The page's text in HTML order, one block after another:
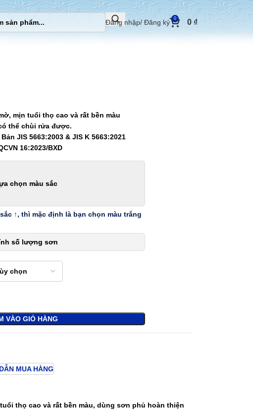
Đăng nhập/ Đăng ký 0 0 ₫
mịn tuổi thọ cao và rất bền màu
thể chùi rửa được.
JIS 5663:2003 & JIS K 5663:2021
16:2023/BXD
chọn màu sắc
↑, thì mặc định là bạn chọn màu trắng
số lượng sơn
VÀO GIỎ HÀNG
MUA HÀNG
thọ cao và rất bền màu, dùng sơn phủ hoàn thiện